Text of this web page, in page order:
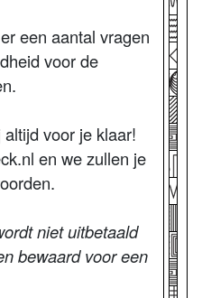
een aantal vragen
voor de
voor je klaar!
en we zullen je
niet uitbetaald
bewaard voor een